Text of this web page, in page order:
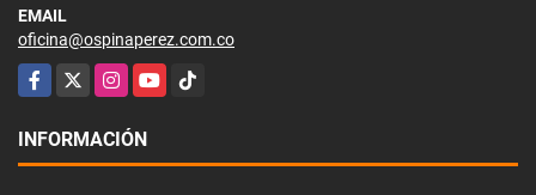
EMAIL
oficina@ospinaperez.com.co
Facebook
X InstagramYouTubeTikTok
INFORMACIÓN